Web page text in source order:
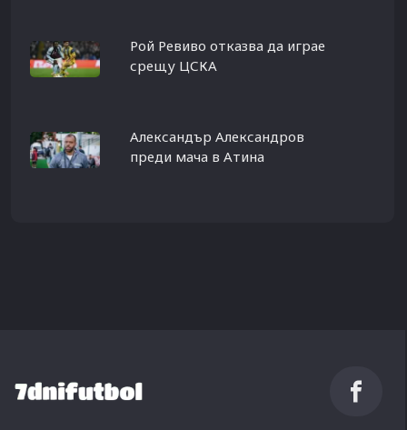
Рой Ревиво отказва да играе
срещу ЦСКА
Александър Александров
преди мача в Атина